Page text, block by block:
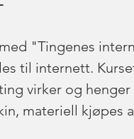
"Tingenes
til internett.
virker og
materiell kjøpes